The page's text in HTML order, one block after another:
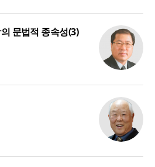
문법적 종속성(3)